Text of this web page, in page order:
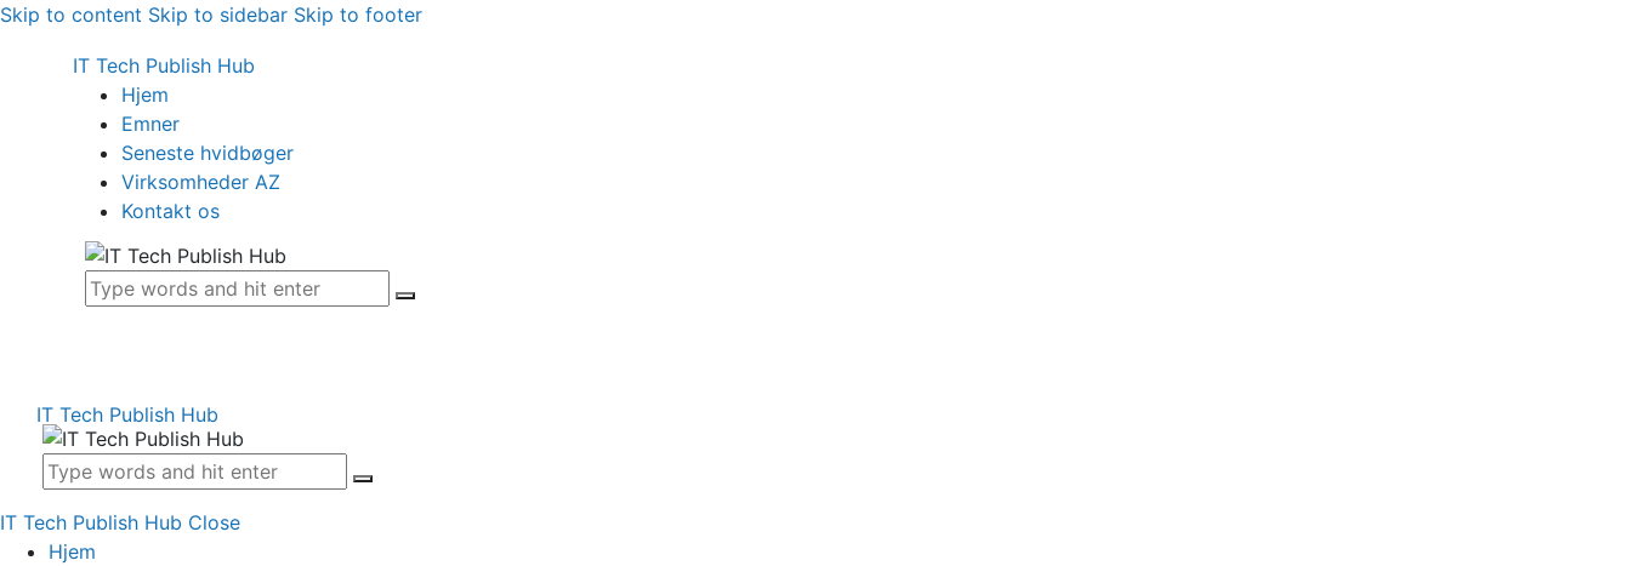
Skip to content Skip to sidebar Skip to footer
IT Tech Publish Hub
Hjem
Emner
Seneste hvidbøger
Virksomheder AZ
Kontakt os
IT Tech Publish Hub
IT Tech Publish Hub Close
Hjem